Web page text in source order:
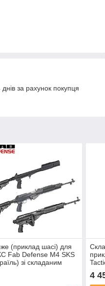
за рахунок покупця
(приклад шасі) для
Fab Defense M4 SKS
зі складаним
4